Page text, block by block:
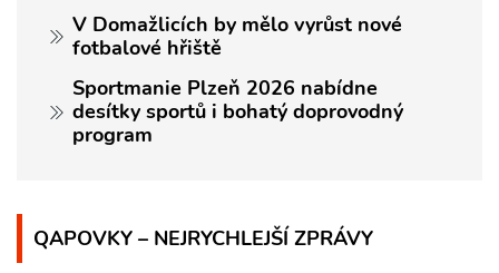
V Domažlicích by mělo vyrůst nové
fotbalové hřiště
Sportmanie Plzeň 2026 nabídne
desítky sportů i bohatý doprovodný
program
QAPOVKY – NEJRYCHLEJŠÍ ZPRÁVY